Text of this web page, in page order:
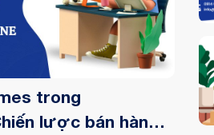
trong
lược bán hàng